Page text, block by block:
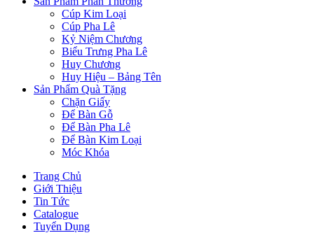
Cúp Kim Loại
Cúp Pha Lê
Kỷ Niệm Chương
Biểu Trưng Pha Lê
Huy Chương
Huy Hiệu – Bảng Tên
Sản Phẩm Quà Tặng
Chặn Giấy
Để Bàn Gỗ
Để Bàn Pha Lê
Để Bàn Kim Loại
Móc Khóa
Trang Chủ
Giới Thiệu
Tin Tức
Catalogue
Tuyển Dụng